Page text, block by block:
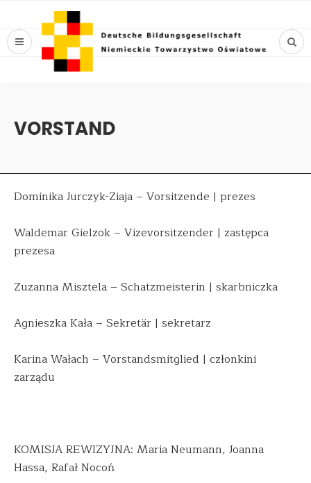
VORSTAND
Dominika Jurczyk-Ziaja – Vorsitzende | prezes
Waldemar Gielzok – Vizevorsitzender | zastępca
prezesa
Zuzanna Misztela – Schatzmeisterin | skarbniczka
Agnieszka Kała – Sekretär | sekretarz
Karina Wałach – Vorstandsmitglied | członkini
zarządu
KOMISJA REWIZYJNA: Maria Neumann, Joanna
Hassa, Rafał Nocoń